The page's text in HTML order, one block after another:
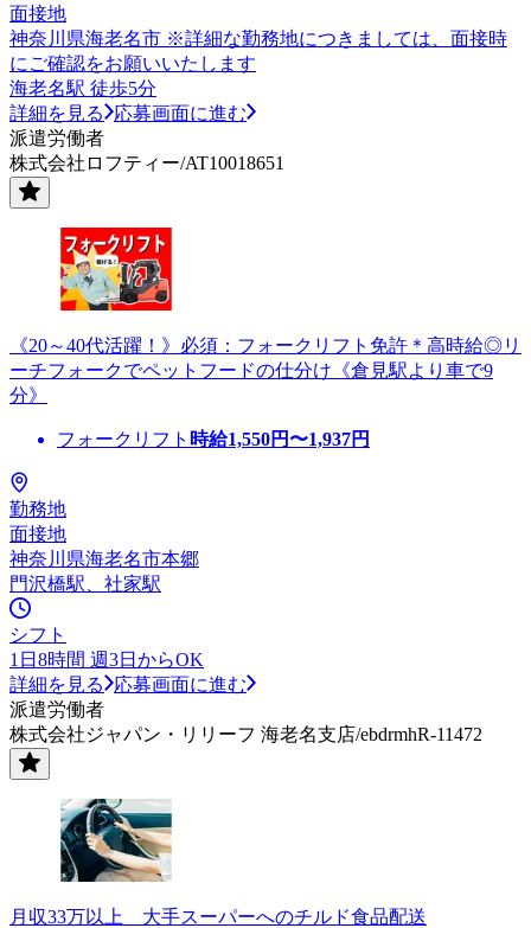
面接地
神奈川県海老名市 ※詳細な勤務地につきましては、面接時
にご確認をお願いいたします
海老名駅 徒歩5分
詳細を見る
応募画面に進む
派遣労働者
株式会社ロフティー/AT10018651
《20～40代活躍！》必須：フォークリフト免許＊高時給◎リ
ーチフォークでペットフードの仕分け《倉見駅より車で9
分》
フォークリフト 時給1,550円〜1,937円
勤務地
面接地
神奈川県海老名市本郷
門沢橋駅、社家駅
シフト
1日8時間 週3日からOK
詳細を見る
応募画面に進む
派遣労働者
株式会社ジャパン・リリーフ 海老名支店/ebdrmhR-11472
月収33万以上 大手スーパーへのチルド食品配送